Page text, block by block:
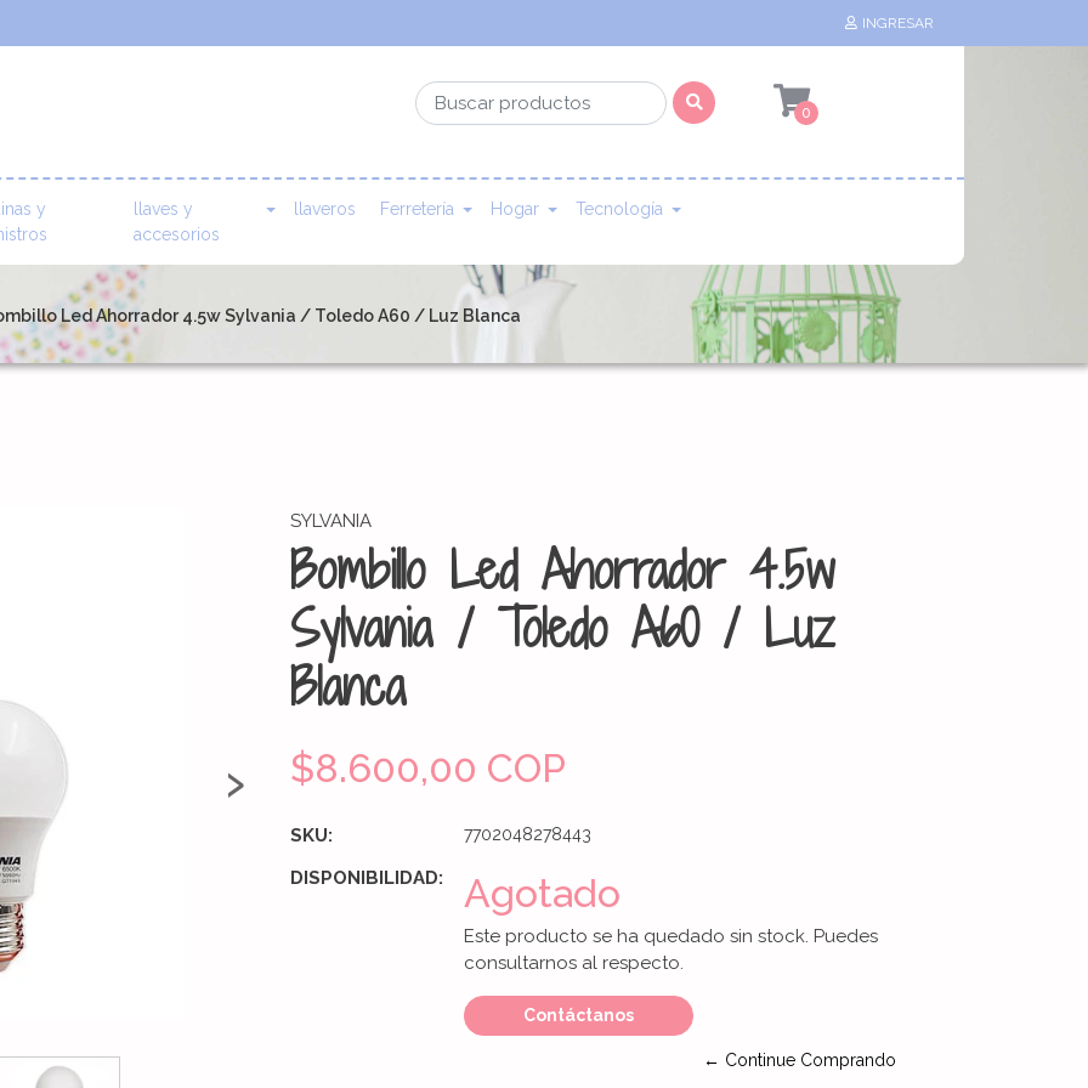
INGRESAR
0
y
llaves y
accesorios
llaveros Ferretería Hogar Tecnología
Led Ahorrador 4.5w Sylvania / Toledo A60 / Luz Blanca
›
SYLVANIA
Bombillo Led Ahorrador 4.5w
Sylvania / Toledo A60 / Luz
Blanca
$8.600,00 COP
SKU: 7702048278443
DISPONIBILIDAD: Agotado
Este producto se ha quedado sin stock. Puedes
consultarnos al respecto.
Contáctanos
← Continue Comprando